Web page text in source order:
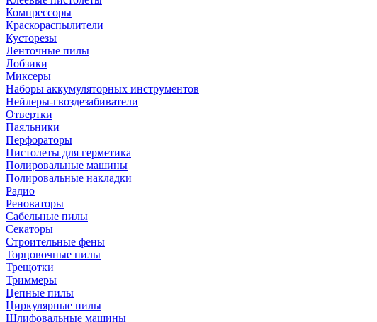
Компрессоры
Краскораспылители
Кусторезы
Ленточные пилы
Лобзики
Миксеры
Наборы аккумуляторных инструментов
Нейлеры-гвоздезабиватели
Отвертки
Паяльники
Перфораторы
Пистолеты для герметика
Полировальные машины
Полировальные накладки
Радио
Реноваторы
Сабельные пилы
Секаторы
Строительные фены
Торцовочные пилы
Трещотки
Триммеры
Цепные пилы
Циркулярные пилы
Шлифовальные машины